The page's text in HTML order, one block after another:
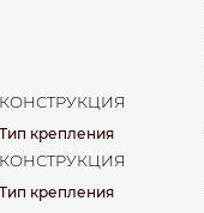
КОНСТРУКЦИЯ
Тип крепления
КОНСТРУКЦИЯ
Тип крепления